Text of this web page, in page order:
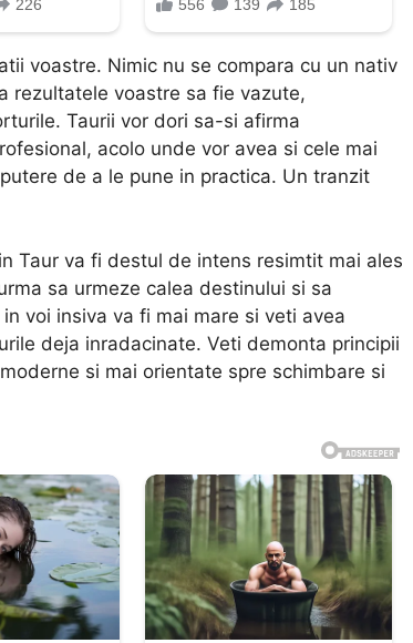
voastre. Nimic nu se compara cu un nativ
rezultatele voastre sa fie vazute,
Taurii vor dori sa-si afirma
acolo unde vor avea si cele mai
de a le pune in practica. Un tranzit
Taur va fi destul de intens resimtit mai ales
sa urmeze calea destinului si sa
voi insiva va fi mai mare si veti avea
deja inradacinate. Veti demonta principii
si mai orientate spre schimbare si